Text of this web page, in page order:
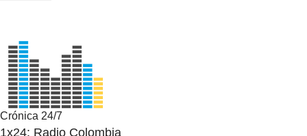
Crónica 24/7
1x24: Radio Colombia